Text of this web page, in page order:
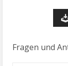
Fragen und